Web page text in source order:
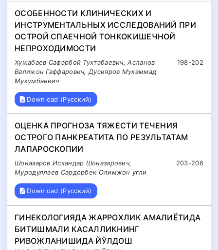
ОСОБЕННОСТИ КЛИНИЧЕСКИХ И
ИНСТРУМЕНТАЛЬНЫХ ИССЛЕДОВАНИЙ ПРИ
ОСТРОЙ СПАЕЧНОЙ ТОНКОКИШЕЧНОЙ
НЕПРОХОДИМОСТИ
198-202
Хужабаев Сафарбой Тухтабаевич, Асланов
Валижон Гаффарович, Дусияров Мухаммад
Мукумбаевич
Download (Русский)
ОЦЕНКА ПРОГНОЗА ТЯЖЕСТИ ТЕЧЕНИЯ
ОСТРОГО ПАНКРЕАТИТА ПО РЕЗУЛЬТАТАМ
ЛАПАРОСКОПИИ
203-206
Шоназаров Искандар Шоназарович,
Муродуллаев Сардорбек Олимжон угли
Download (Русский)
ГИНЕКОЛОГИЯДА ЖАРРОХЛИК АМАЛИЁТИДА
БИТИШМАЛИ КАСАЛЛИКНИНГ
РИВОЖЛАНИШИДА ЙЎЛДОШ